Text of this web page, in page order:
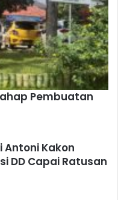
Pembuatan
Antoni Kakon
DD Capai Ratusan